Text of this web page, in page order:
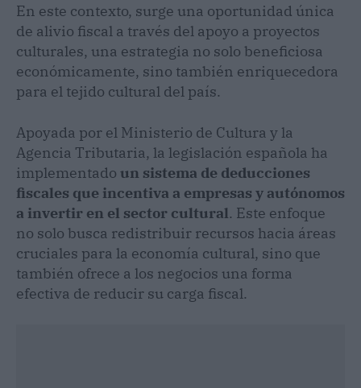
En este contexto, surge una oportunidad única
de alivio fiscal a través del apoyo a proyectos
culturales, una estrategia no solo beneficiosa
económicamente, sino también enriquecedora
para el tejido cultural del país.
Apoyada por el Ministerio de Cultura y la
Agencia Tributaria, la legislación española ha
implementado un sistema de deducciones
fiscales que incentiva a empresas y autónomos
a invertir en el sector cultural. Este enfoque
no solo busca redistribuir recursos hacia áreas
cruciales para la economía cultural, sino que
también ofrece a los negocios una forma
efectiva de reducir su carga fiscal.